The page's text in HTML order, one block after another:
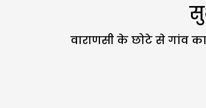
वाराणसी के छोटे से गांव